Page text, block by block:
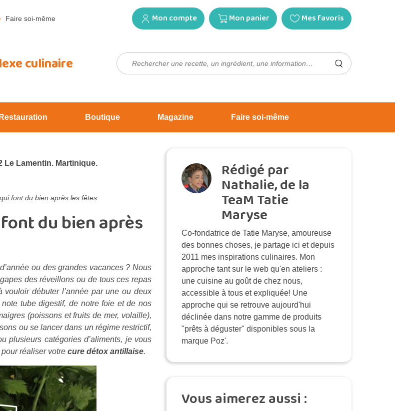
Faire soi-même Mon compte Mon panier Mes favoris
culinaire Rechercher :
Boutique Magazine Faire soi-même
Le Lamentin. Martinique.
font du bien après les fêtes
du bien après
ou des grandes vacances ? Nous
des réveillons ou de tous ces repas
débuter l’année par une ou deux
tube digestif, de notre foie et de nos
(poissons et fruits de mer, volaille),
ou se lancer dans un régime restrictif,
plusieurs catégories d’aliments, je vous
réaliser votre cure détox antillaise.
Rédigé par
Nathalie, de la
TeaM Tatie
Maryse
Co-fondatrice de Tatie Maryse, amoureuse
des bonnes choses, je partage ici et depuis
2011 mes inspirations culinaires. Mon
approche tant sur le web qu'en ateliers :
une cuisine au goût de chez nous,
accessible à tous et expliquée! Une
approche qui se retrouve aujourd'hui
déclinée dans notre gamme de produits
"prêts à déguster" disponibles sous la
marque Poz'.
Vous aimerez aussi :